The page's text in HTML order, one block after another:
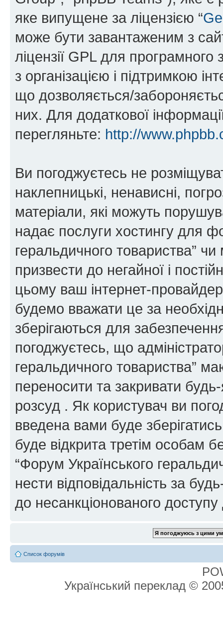
яке випущене за ліцензією “
може бути завантаженим з
ліцензії GPL для
з організацією і підтримкою
що дозволяється/
них. Для додаткової
перегляньте: http://
Ви погоджуєтесь не
наклепницькі, ненависні,
матеріали, які можуть
надає послуги хостингу для
геральдичного товариства”
призвести до негайної і
цьому ваш інтернет-
будемо вважати це за
зберігаються для
погоджуєтесь, що
геральдичного товариства”
переносити та закривати
розсуд . Як користувач ви
введена вами буде
буде відкрита третім особам
“Форум Українського
нести відповідальність за
до несанкціонованого доступу
Список форумів
Український переклад ©